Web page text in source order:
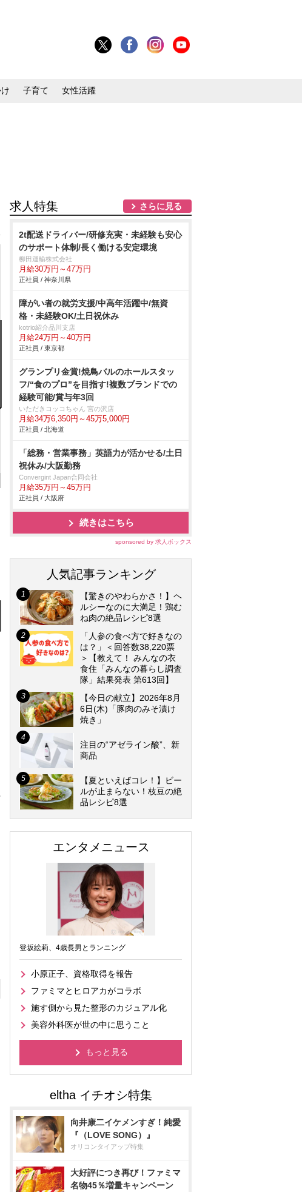
子育て 女性活躍
求人特集 さらに見る
2t配送ドライバー/研修充実・未経験も安心
のサポート体制/長く働ける安定環境
柳田運輸株式会社
月給30万円～47万円
正社員 / 神奈川県
障がい者の就労支援/中高年活躍中/無資
格・未経験OK/土日祝休み
kotrio紹介品川支店
月給24万円～40万円
正社員 / 東京都
グランプリ金賞!焼鳥バルのホールスタッ
フ/“食のプロ”を目指す!複数ブランドでの
経験可能/賞与年3回
いただきコッコちゃん 宮の沢店
月給34万6,350円～45万5,000円
正社員 / 北海道
「総務・営業事務」英語力が活かせる/土日
祝休み/大阪勤務
Convergint Japan合同会社
月給35万円～45万円
正社員 / 大阪府
続きはこちら
sponsored by 求人ボックス
人気記事ランキング
【驚きのやわらかさ！】ヘ
ルシーなのに大満足！鶏む
ね肉の絶品レシピ8選
「人参の食べ方で好きなの
は？」＜回答数38,220票
＞【教えて！ みんなの衣
食住「みんなの暮らし調査
隊」結果発表 第613回】
【今日の献立】2026年8月
6日(木)「豚肉のみそ漬け
焼き」
注目の“アゼライン酸”、新
商品
【夏といえばコレ！】ビー
ルが止まらない！枝豆の絶
品レシピ8選
エンタメニュース
登坂絵莉、4歳長男とランニング
小原正子、資格取得を報告
ファミマとヒロアカがコラボ
施す側から見た整形のカジュアル化
美容外科医が世の中に思うこと
もっと見る
向井康二イケメンすぎ！純愛
『（LOVE SONG）』
オリコンタイアップ特集
大好評につき再び！ファミマ
名物45％増量キャンペーン